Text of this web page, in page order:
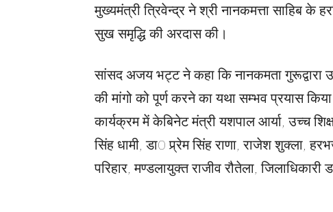
मुख्यमंत्री त्रिवेन्द्र ने श्री नानकमत्ता साहिब के
सुख समृद्धि की अरदास की।
सांसद अजय भट्ट ने कहा कि नानकमता गुरूद्वारा
की मांगो को पूर्ण करने का यथा सम्भव प्रयास
कार्यक्रम में केबिनेट मंत्री यशपाल आर्या, उच्च
सिंह धामी, डा0 प्र्रेम सिंह राणा, राजेश शुक्ला,
परिहार, मण्डलायुक्त राजीव रौतेला,